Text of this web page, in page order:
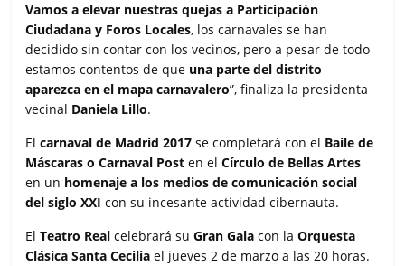
Vamos a elevar nuestras quejas a Participación
Ciudadana y Foros Locales, los carnavales se han
decidido sin contar con los vecinos, pero a pesar de todo
estamos contentos de que una parte del distrito
aparezca en el mapa carnavalero”, finaliza la presidenta
vecinal Daniela Lillo.
Elcarnaval de Madrid 2017 se completará con el Baile de
Máscaras o Carnaval Post en elCírculo de Bellas Artes
en un homenaje a los medios de comunicación social
del siglo XXI con su incesante actividad cibernauta.
ElTeatro Real celebrará suGran Gala con laOrquesta
Clásica Santa Cecilia el jueves 2 de marzo a las 20 horas.